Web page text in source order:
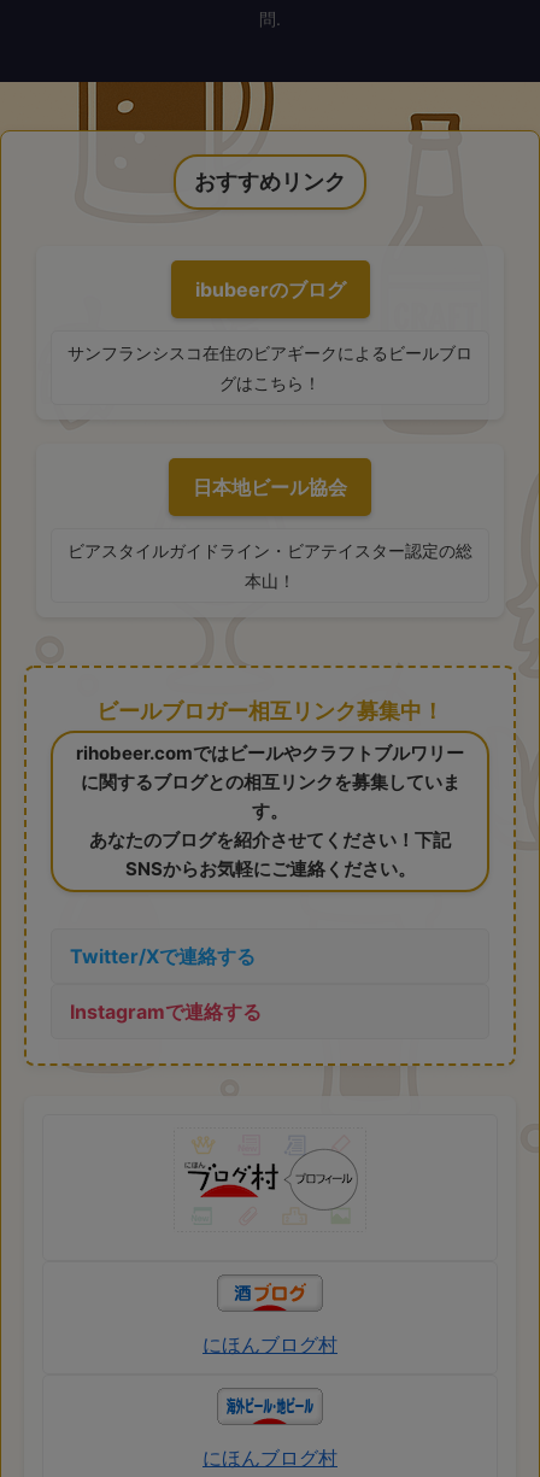
問.
おすすめリンク
ibubeerのブログ
サンフランシスコ在住のビアギークによるビールブロ
グはこちら！
日本地ビール協会
ビアスタイルガイドライン・ビアテイスター認定の総
本山！
ビールブロガー相互リンク募集中！
rihobeer.comではビールやクラフトブルワリー
に関するブログとの相互リンクを募集していま
す。
あなたのブログを紹介させてください！下記
SNSからお気軽にご連絡ください。
Twitter/Xで連絡する
Instagramで連絡する
にほんブログ村
にほんブログ村